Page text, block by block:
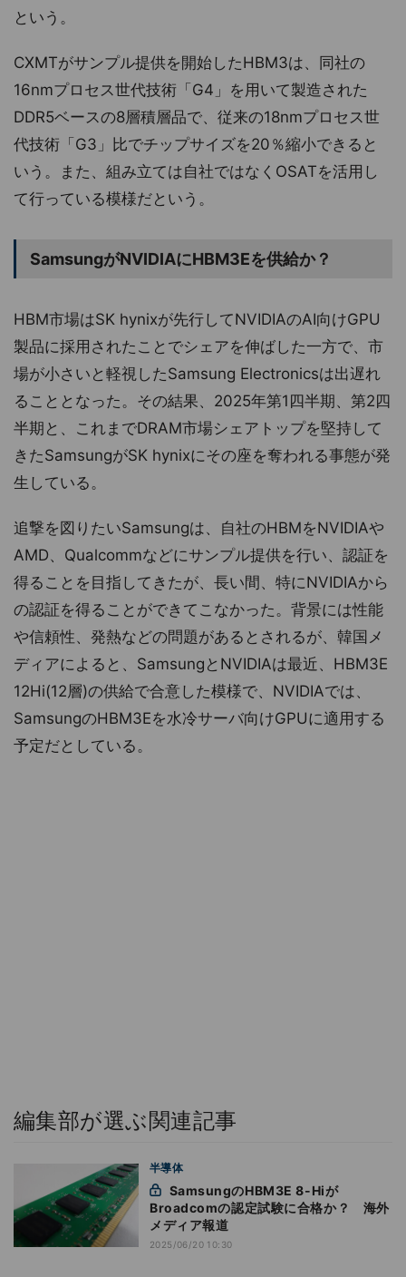
という。
CXMTがサンプル提供を開始したHBM3は、同社の
16nmプロセス世代技術「G4」を用いて製造された
DDR5ベースの8層積層品で、従来の18nmプロセス世
代技術「G3」比でチップサイズを20％縮小できると
いう。また、組み立ては自社ではなくOSATを活用し
て行っている模様だという。
SamsungがNVIDIAにHBM3Eを供給か？
HBM市場はSK hynixが先行してNVIDIAのAI向けGPU
製品に採用されたことでシェアを伸ばした一方で、市
場が小さいと軽視したSamsung Electronicsは出遅れ
ることとなった。その結果、2025年第1四半期、第2四
半期と、これまでDRAM市場シェアトップを堅持して
きたSamsungがSK hynixにその座を奪われる事態が発
生している。
追撃を図りたいSamsungは、自社のHBMをNVIDIAや
AMD、Qualcommなどにサンプル提供を行い、認証を
得ることを目指してきたが、長い間、特にNVIDIAから
の認証を得ることができてこなかった。背景には性能
や信頼性、発熱などの問題があるとされるが、韓国メ
ディアによると、SamsungとNVIDIAは最近、HBM3E
12Hi(12層)の供給で合意した模様で、NVIDIAでは、
SamsungのHBM3Eを水冷サーバ向けGPUに適用する
予定だとしている。
編集部が選ぶ関連記事
半導体
Broadcomの認定試験に合格か？ 海外
メディア報道
2025/06/20 10:30